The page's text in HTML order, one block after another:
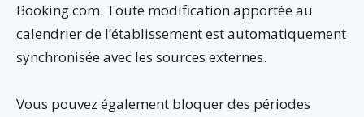
Booking.com. Toute modification apportée au
calendrier de l’établissement est automatiquement
synchronisée avec les sources externes.
Vous pouvez également bloquer des périodes